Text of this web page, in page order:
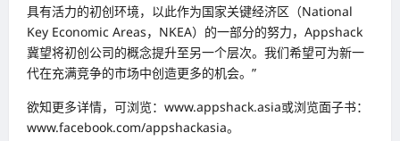
具有活力的初创环境，以此作为国家关键经济区（National
Key Economic Areas，NKEA）的一部分的努力，Appshack
冀望将初创公司的概念提升至另一个层次。我们希望可为新一
代在充满竞争的市场中创造更多的机会。”
欲知更多详情，可浏览：www.appshack.asia或浏览面子书：
www.facebook.com/appshackasia。